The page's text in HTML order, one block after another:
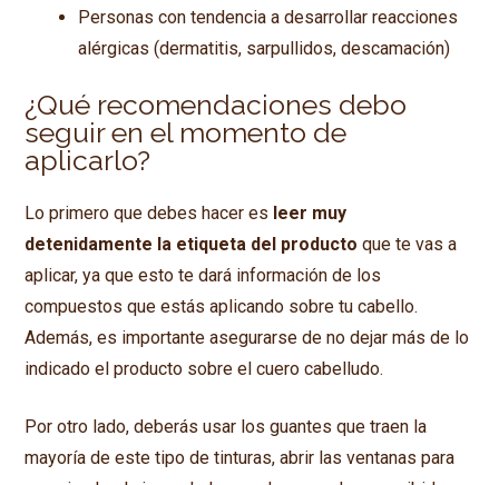
Personas con tendencia a desarrollar reacciones
alérgicas (dermatitis, sarpullidos, descamación)
¿Qué recomendaciones debo
seguir en el momento de
aplicarlo?
Lo primero que debes hacer es leer muy
detenidamente la etiqueta del producto que te vas a
aplicar, ya que esto te dará información de los
compuestos que estás aplicando sobre tu cabello.
Además, es importante asegurarse de no dejar más de lo
indicado el producto sobre el cuero cabelludo.
Por otro lado, deberás usar los guantes que traen la
mayoría de este tipo de tinturas, abrir las ventanas para